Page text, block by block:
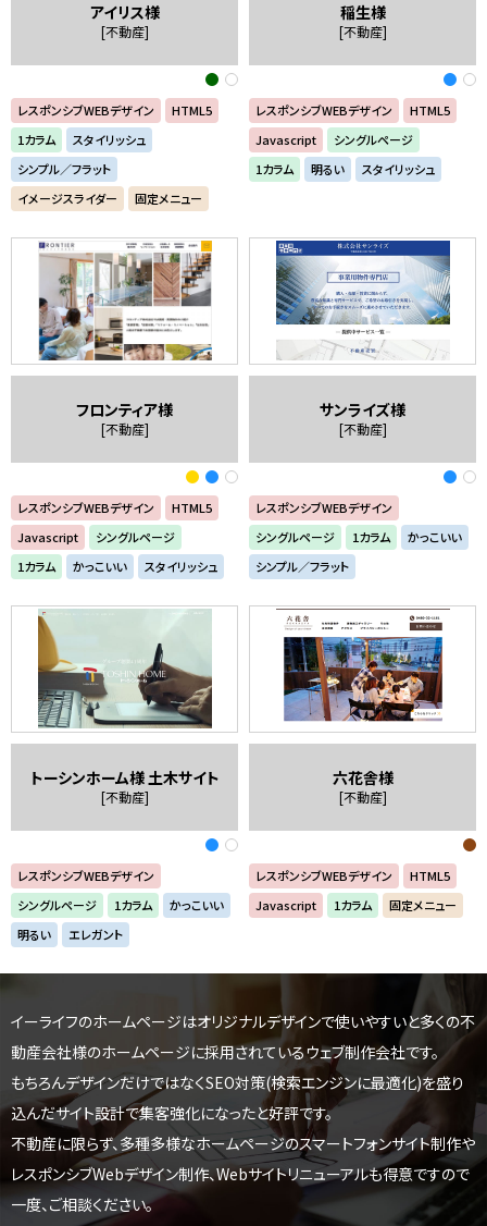
アイリス様
[不動産]
レスポンシブWEBデザイン
HTML5
1カラム
スタイリッシュ
シンプル／フラット
イメージスライダー
固定メニュー
稲生様
[不動産]
レスポンシブWEBデザイン
HTML5
Javascript
シングルページ
1カラム
明るい スタイリッシュ
フロンティア様
[不動産]
レスポンシブWEBデザイン
HTML5
Javascript
シングルページ
1カラム
かっこいい スタイリッシュ
サンライズ様
[不動産]
レスポンシブWEBデザイン
シングルページ
1カラム
かっこいい
シンプル／フラット
トーシンホーム様 土木サイト
[不動産]
レスポンシブWEBデザイン
シングルページ
1カラム
かっこいい
明るい
エレガント
六花舎様
[不動産]
レスポンシブWEBデザイン
HTML5
Javascript
1カラム 固定メニュー
イーライフのホームページはオリジナルデザインで使いやすいと多くの不
動産会社様のホームページに採用されているウェブ制作会社です。
もちろんデザインだけではなくSEO対策(検索エンジンに最適化)を盛り
込んだサイト設計で集客強化になったと好評です。
不動産に限らず、多種多様なホームページのスマートフォンサイト制作や
レスポンシブWebデザイン制作、Webサイトリニューアルも得意ですので
一度、ご相談ください。